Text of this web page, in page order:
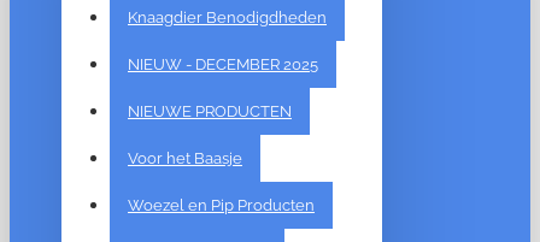
Knaagdier Benodigdheden
NIEUW - DECEMBER 2025
NIEUWE PRODUCTEN
Voor het Baasje
Woezel en Pip Producten